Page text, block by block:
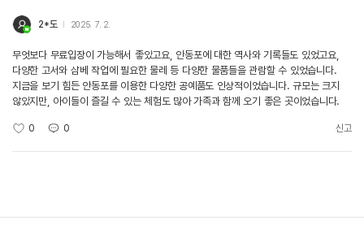
2*도 2025. 7. 2.
무엇보다 무료입장이 가능해서 좋았고요, 안동포에 대한 역사와 기록들도 있었고요,
다양한 고서와 삼베 작업에 필요한 물레 등 다양한 물품들을 관람할 수 있었습니다.
지금을 보기 힘든 안동포를 이용한 다양한 공예품도 인상적이었습니다. 규모는 크지
않았지만, 아이들이 즐길 수 있는 체험도 많아 가족과 함께 오기 좋은 곳이었습니다.
0 0 신고